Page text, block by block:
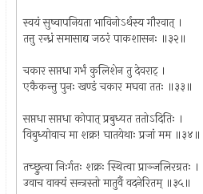
स्वयं सुष्वापनियता भाविनोऽर्थस्य गौरवात् ।
तत्तु रन्ध्रं समासाद्य जठरं पाकशासनः ॥३२॥
चकार सप्तधा गर्भं कुलिशेन तु देवराट् ।
एकैकन्तु पुनः खण्डं चकार मघवा ततः ॥३३॥
सप्तधा सप्तधा कोपात् प्रबुध्यत ततोऽदितिः ।
विबुध्योवाच मा शक्र! घातयेथाः प्रजां मम ॥३४॥
तच्छ्रुत्वा निःर्गतः शक्रः स्थित्वा प्राञ्जलिरग्रतः ।
उवाच वाक्यं सन्त्रस्तो मातुर्वै वदनेरितम् ॥३५॥